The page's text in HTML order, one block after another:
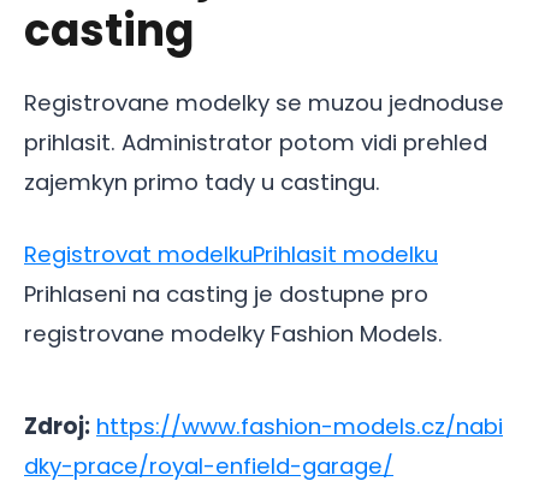
casting
Registrovane modelky se muzou jednoduse
prihlasit. Administrator potom vidi prehled
zajemkyn primo tady u castingu.
Registrovat modelkuPrihlasit modelku
Prihlaseni na casting je dostupne pro
registrovane modelky Fashion Models.
Zdroj: https://www.fashion-models.cz/nabi
dky-prace/royal-enfield-garage/